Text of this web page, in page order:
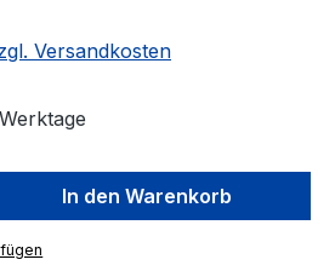
Versandkosten
Gib den
In den Warenkorb